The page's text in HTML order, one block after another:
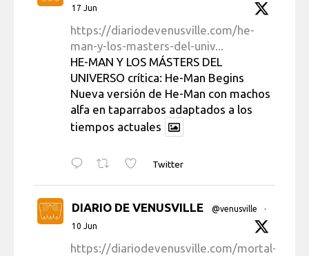
17 Jun
https://diariodevenusville.com/he-
man-y-los-masters-del-univ...
HE-MAN Y LOS MÁSTERS DEL
UNIVERSO crítica: He-Man Begins
Nueva versión de He-Man con machos
alfa en taparrabos adaptados a los
tiempos actuales
Twitter
DIARIO DE VENUSVILLE @venusville
·
10 Jun
https://diariodevenusville.com/mortal-